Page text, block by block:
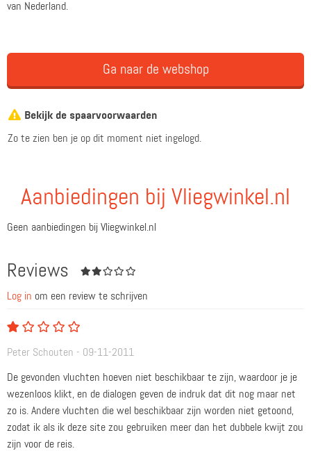
van Nederland.
Ga naar de webshop
Bekijk de spaarvoorwaarden
Zo te zien ben je op dit moment niet ingelogd.
Aanbiedingen bij Vliegwinkel.nl
Geen aanbiedingen bij Vliegwinkel.nl
Reviews
Log in om een review te schrijven
Peter Schouten - 09-11-2011
De gevonden vluchten hoeven niet beschikbaar te zijn, waardoor je je
wezenloos klikt, en de dialogen geven de indruk dat dit nog maar net
zo is. Andere vluchten die wel beschikbaar zijn worden niet getoond,
zodat ik als ik deze site zou gebruiken meer dan het dubbele kwijt zou
zijn voor de reis.